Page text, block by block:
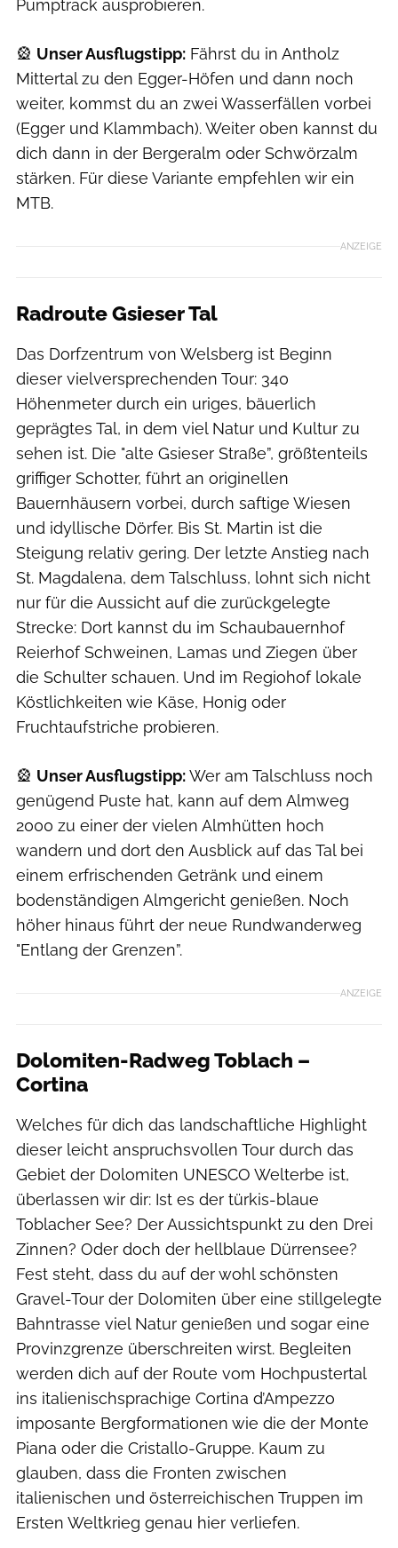
Pumptrack ausprobieren.
🎡 Unser Ausflugstipp: Fährst du in Antholz
Mittertal zu den Egger-Höfen und dann noch
weiter, kommst du an zwei Wasserfällen vorbei
(Egger und Klammbach). Weiter oben kannst du
dich dann in der Bergeralm oder Schwörzalm
stärken. Für diese Variante empfehlen wir ein
MTB.
ANZEIGE
Radroute Gsieser Tal
Das Dorfzentrum von Welsberg ist Beginn
dieser vielversprechenden Tour: 340
Höhenmeter durch ein uriges, bäuerlich
geprägtes Tal, in dem viel Natur und Kultur zu
sehen ist. Die "alte Gsieser Straße”, größtenteils
griffiger Schotter, führt an originellen
Bauernhäusern vorbei, durch saftige Wiesen
und idyllische Dörfer. Bis St. Martin ist die
Steigung relativ gering. Der letzte Anstieg nach
St. Magdalena, dem Talschluss, lohnt sich nicht
nur für die Aussicht auf die zurückgelegte
Strecke: Dort kannst du im Schaubauernhof
Reierhof Schweinen, Lamas und Ziegen über
die Schulter schauen. Und im Regiohof lokale
Köstlichkeiten wie Käse, Honig oder
Fruchtaufstriche probieren.
🎡 Unser Ausflugstipp:Wer am Talschluss noch
genügend Puste hat, kann auf dem Almweg
2000 zu einer der vielen Almhütten hoch
wandern und dort den Ausblick auf das Tal bei
einem erfrischenden Getränk und einem
bodenständigen Almgericht genießen. Noch
höher hinaus führt der neue Rundwanderweg
"Entlang der Grenzen”.
ANZEIGE
Dolomiten-Radweg Toblach –
Cortina
Welches für dich das landschaftliche Highlight
dieser leicht anspruchsvollen Tour durch das
Gebiet der Dolomiten UNESCO Welterbe ist,
überlassen wir dir: Ist es der türkis-blaue
Toblacher See? Der Aussichtspunkt zu den Drei
Zinnen? Oder doch der hellblaue Dürrensee?
Fest steht, dass du auf der wohl schönsten
Gravel-Tour der Dolomiten über eine stillgelegte
Bahntrasse viel Natur genießen und sogar eine
Provinzgrenze überschreiten wirst. Begleiten
werden dich auf der Route vom Hochpustertal
ins italienischsprachige Cortina d’Ampezzo
imposante Bergformationen wie die der Monte
Piana oder die Cristallo-Gruppe. Kaum zu
glauben, dass die Fronten zwischen
italienischen und österreichischen Truppen im
Ersten Weltkrieg genau hier verliefen.